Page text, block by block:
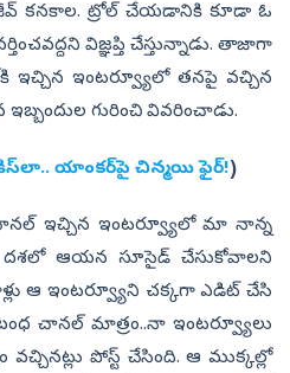
కనకాల. ట్రోల్‌ చేయడానికి కూడా ఓ
విజ్ఞప్తి చేస్తున్నాడు. తాజాగా
ఇంటర్వ్యూలో తనపై వచ్చిన
ఇబ్బందుల గురించి వివరించాడు.
యాంకర్‌పై చిన్మయి ఫైర్‌!)
ఇచ్చిన ఇంటర్వ్యూలో మా నాన్న
దశలో ఆయన సూసైడ్‌ చేసుకోవాలని
ఆ ఇంటర్వ్యూని చక్కగా ఎడిట్‌ చేసి
చానల్‌ మాత్రం..నా ఇంటర్వ్యూలు
వచ్చినట్లు పోస్ట్‌ చేసింది. ఆ ముక్కల్లో